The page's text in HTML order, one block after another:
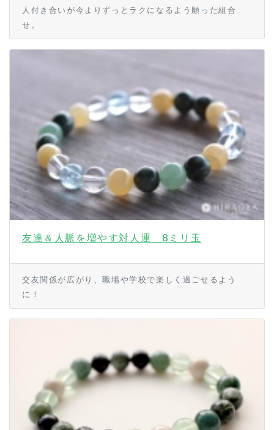
人付き合いが今よりずっとラクになるよう願った組合
せ。
友達＆人脈を増やす対人運 8ミリ玉
交友関係が広がり、職場や学校で楽しく過ごせるよう
に！